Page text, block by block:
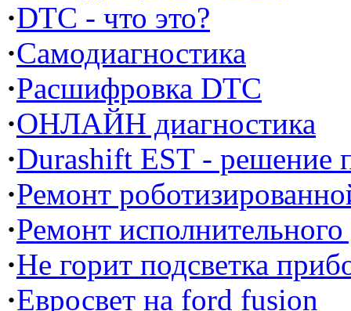
·DTC - что это?
·Самодиагностика
·Расшифровка DTC
·ОНЛАЙН диагностика
·Durashift EST - решение
·Ремонт
·Ремонт
·Не горит подсветка
·Евросвет на ford fusion